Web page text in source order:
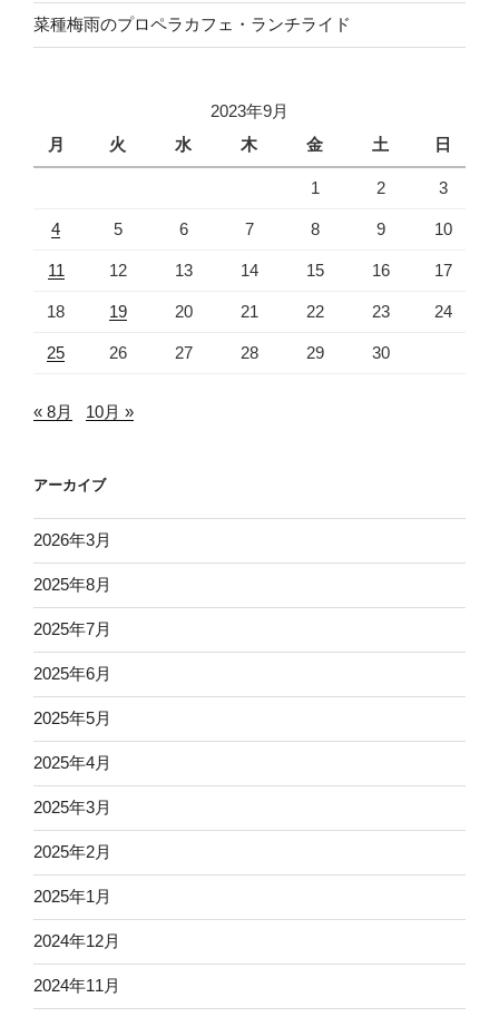
菜種梅雨のプロペラカフェ・ランチライド
2023年9月
月
火 水 木 金 土 日
1 2 3
4 5 6 7 8 9 10
11 12 13 14 15 16 17
18 19 20 21 22 23 24
25 26 27 28 29 30
« 8月 10月 »
アーカイブ
2026年3月
2025年8月
2025年7月
2025年6月
2025年5月
2025年4月
2025年3月
2025年2月
2025年1月
2024年12月
2024年11月